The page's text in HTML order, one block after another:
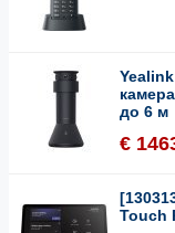
до 6 м
€
Touch